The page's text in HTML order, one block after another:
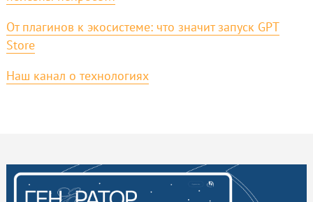
От плагинов к экосистеме: что значит запуск GPT
Store
Наш канал о технологиях